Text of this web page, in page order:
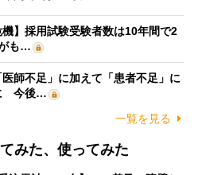
機】採用試験受験者数は10年間で2
も…
医師不足」に加えて「患者不足」に
今後…
一覧を見る
みた、使ってみた